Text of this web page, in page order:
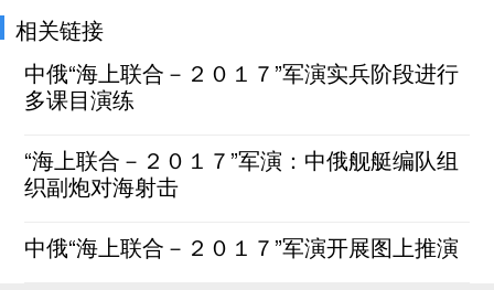
相关链接
中俄“海上联合－２０１７”军演实兵阶段进行
多课目演练
“海上联合－２０１７”军演：中俄舰艇编队组
织副炮对海射击
中俄“海上联合－２０１７”军演开展图上推演